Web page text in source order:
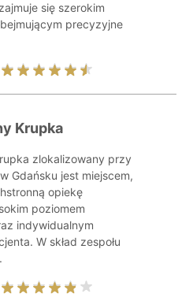
się szerokim
precyzyjne
Krupka
zlokalizowany przy
Gdańsku jest miejscem,
opiekę
poziomem
indywidualnym
W skład zespołu